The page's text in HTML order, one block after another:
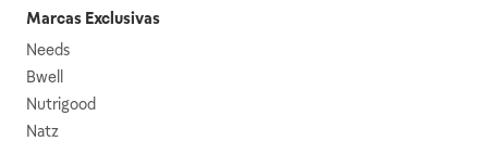
Marcas Exclusivas
Needs
Bwell
Nutrigood
Natz